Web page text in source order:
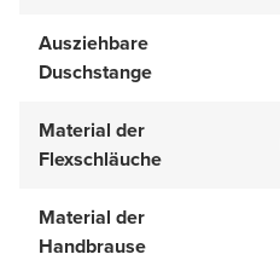
Ausziehbare
Duschstange
Material der
Flexschläuche
Material der
Handbrause